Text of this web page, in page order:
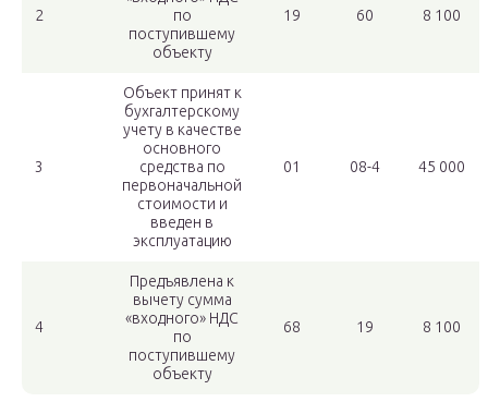
2
по
поступившему
объекту
19 60 8 100
3
Объект принят к
бухгалтерскому
учету в качестве
основного
средства по
первоначальной
стоимости и
введен в
эксплуатацию
01 08-4 45 000
4
Предъявлена к
вычету сумма
«входного» НДС
по
поступившему
объекту
68 19 8 100